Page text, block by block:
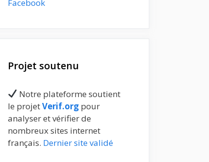
Facebook
Projet soutenu
Notre plateforme soutient
le projetVerif.org pour
analyser et vérifier de
nombreux sites internet
français. Dernier site validé